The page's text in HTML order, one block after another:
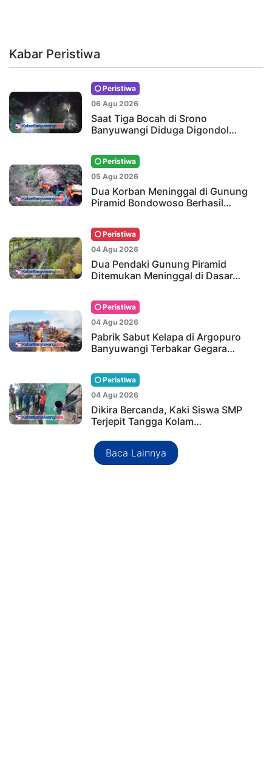
Kabar Peristiwa
Peristiwa
06 Agu 2026
Saat Tiga Bocah di Srono
Banyuwangi Diduga Digondol…
Peristiwa
05 Agu 2026
Dua Korban Meninggal di Gunung
Piramid Bondowoso Berhasil…
Peristiwa
04 Agu 2026
Dua Pendaki Gunung Piramid
Ditemukan Meninggal di Dasar…
Peristiwa
04 Agu 2026
Pabrik Sabut Kelapa di Argopuro
Banyuwangi Terbakar Gegara…
Peristiwa
04 Agu 2026
Dikira Bercanda, Kaki Siswa SMP
Terjepit Tangga Kolam…
Baca Lainnya